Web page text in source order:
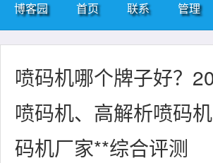
博客园 首页 联系 管理
喷码机哪个牌子好？
喷码机、高解析喷码
码机厂家**综合评测